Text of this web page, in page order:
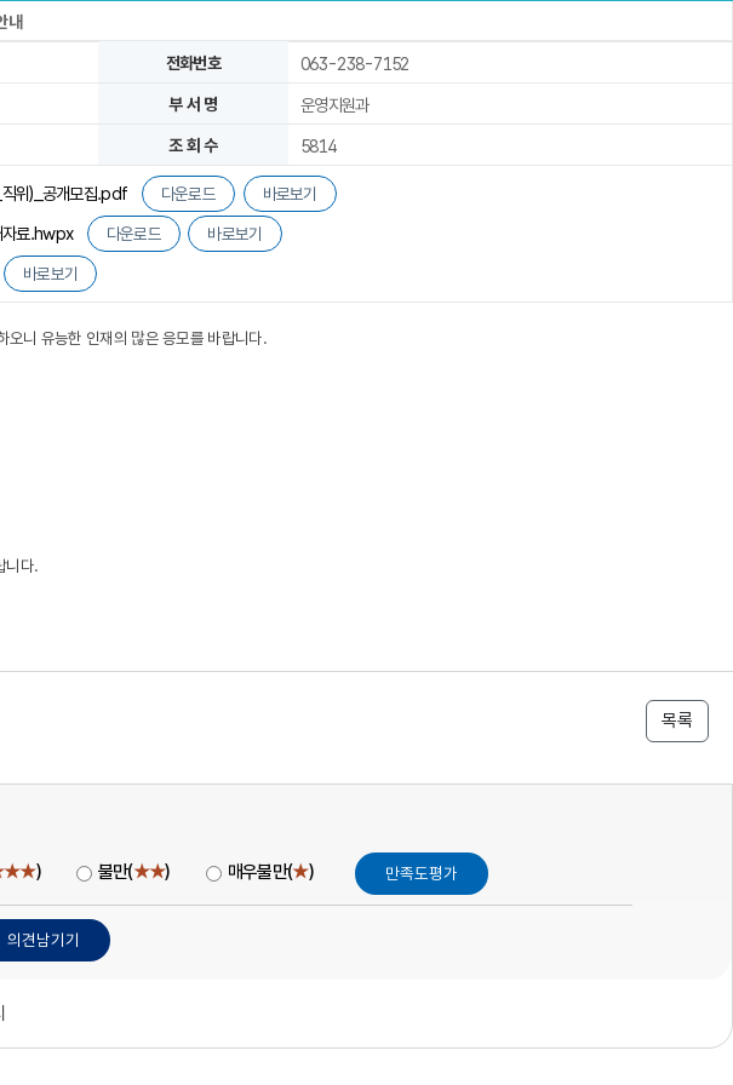
내
전화번호 063-238-7152
부 서 명 운영지원과
조 회 수 5814
위)_공개모집.pdf 다운로드 바로보기
자료.hwpx 다운로드 바로보기
바로보기
오니 유능한 인재의 많은 응모를 바랍니다.
니다.
목록
) 불만(★★) 매우불만(★)